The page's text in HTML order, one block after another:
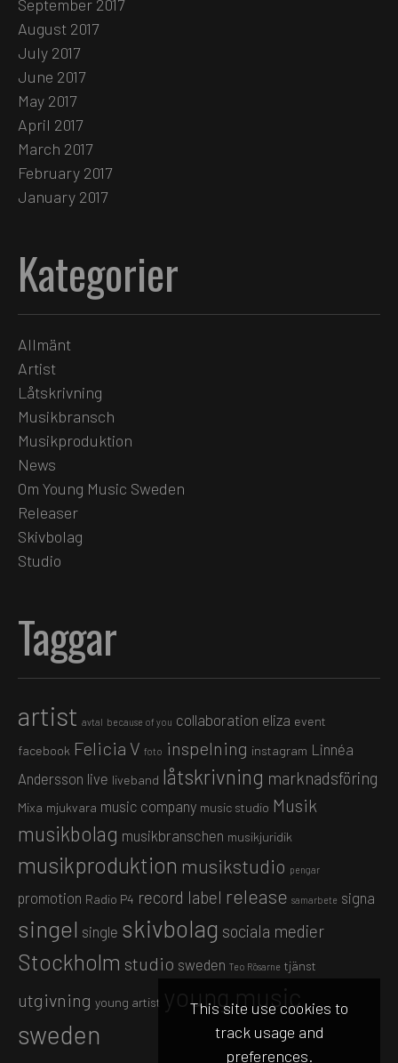
This site use cookies to
track usage and
preferences.
September 2017
August 2017
July 2017
June 2017
May 2017
April 2017
March 2017
February 2017
January 2017
Kategorier
Allmänt
Artist
Låtskrivning
Musikbransch
Musikproduktion
News
Om Young Music Sweden
Releaser
Skivbolag
Studio
Taggar
artist avtal because of you collaboration eliza event
facebook Felicia V foto inspelning instagram Linnéa
Andersson live liveband låtskrivning marknadsföring
Mixa mjukvara music company music studio Musik
musikbolag musikbranschen musikjuridik
musikproduktion musikstudio pengar
promotion Radio P4 record label release samarbete signa
singel single skivbolag sociala medier
Stockholm studio sweden Teo Rösarne tjänst
utgivning young artist young music
sweden